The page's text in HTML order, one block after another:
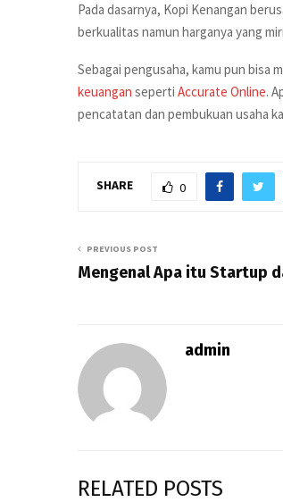
Pada dasarnya, Kopi Kenangan
berkualitas namun harganya yang
Sebagai pengusaha, kamu pun bisa
keuangan seperti Accurate Online.
pencatatan dan pembukuan usaha
SHARE 0
PREVIOUS POST
Mengenal Apa itu Startup
admin
RELATED POSTS